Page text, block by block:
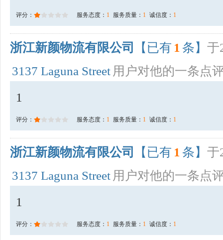
评分： 服务态度： 1 服务质量： 1 诚信度： 1
浙江新颜物流有限公司 【已有 1 条】 于
3137 Laguna Street 用户对他的一条点
1
评分： 服务态度： 1 服务质量： 1 诚信度： 1
浙江新颜物流有限公司 【已有 1 条】 于
3137 Laguna Street 用户对他的一条点
1
评分： 服务态度： 1 服务质量： 1 诚信度： 1